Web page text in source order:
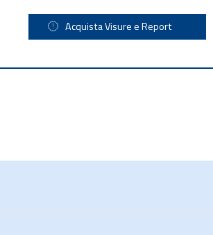
Acquista Visure e Report